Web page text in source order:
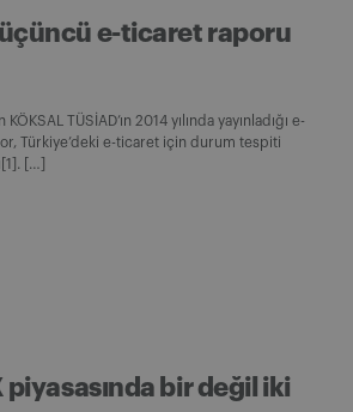
üçüncü e-ticaret raporu
TÜSİAD’ın 2014 yılında yayınladığı e-
Türkiye’deki e-ticaret için durum tespiti
[…]
piyasasında bir değil iki